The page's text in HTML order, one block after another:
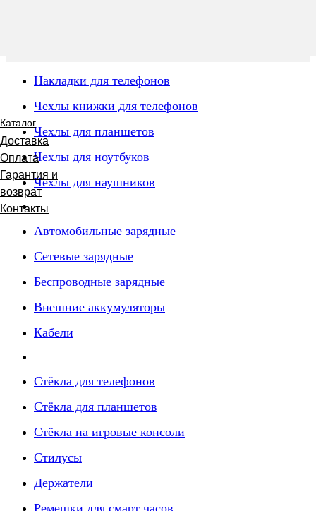
Каталог
Доставка
Оплата
Гарантия и
возврат
Контакты
Накладки для телефонов
Чехлы книжки для телефонов
Чехлы для планшетов
Чехлы для ноутбуков
Чехлы для наушников
Автомобильные зарядные
Сетевые зарядные
Беспроводные зарядные
Внешние аккумуляторы
Кабели
Стёкла для телефонов
Стёкла для планшетов
Стёкла на игровые консоли
Стилусы
Держатели
Ремешки для смарт часов